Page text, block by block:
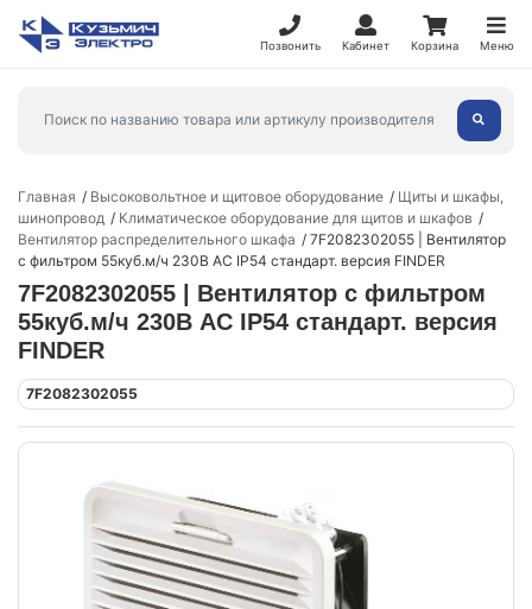
Позвонить Кабинет Корзина Меню
Главная Высоковольтное и щитовое оборудование
Щиты и шкафы,
шинопровод
Климатическое оборудование для щитов и шкафов
Вентилятор распределительного шкафа
7F2082302055 | Вентилятор
с фильтром 55куб.м/ч 230В AC IP54 стандарт. версия FINDER
7F2082302055 | Вентилятор с фильтром
55куб.м/ч 230В AC IP54 стандарт. версия
FINDER
7F2082302055